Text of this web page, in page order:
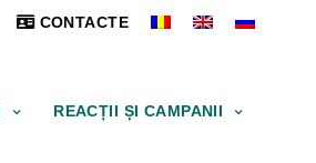
CONTACTE
REACȚII ȘI CAMPANII